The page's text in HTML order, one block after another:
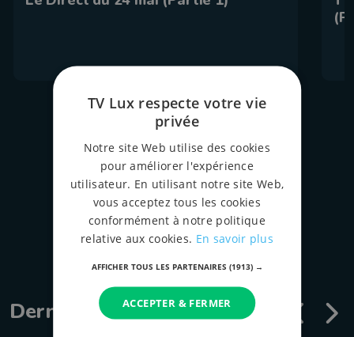
tous les épispodes
Dernières émissions
TV Lux respecte votre vie
privée
Notre site Web utilise des cookies
pour améliorer l'expérience
utilisateur. En utilisant notre site Web,
vous acceptez tous les cookies
conformément à notre politique
relative aux cookies. En savoir plus
AFFICHER TOUS LES PARTENAIRES (1913) →
ACCEPTER & FERMER